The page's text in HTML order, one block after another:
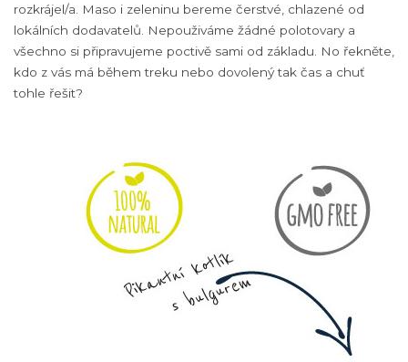
rozkrájel/a. Maso i zeleninu bereme čerstvé, chlazené od
lokálních dodavatelů. Nepouživáme žádné polotovary a
všechno si připravujeme poctivě sami od základu. No řekněte,
kdo z vás má během treku nebo dovolený tak čas a chuť
tohle řešit?